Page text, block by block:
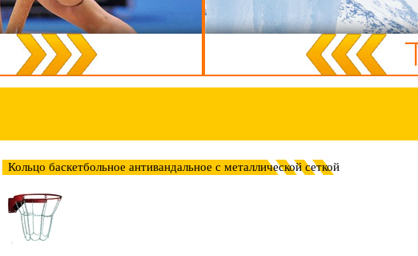
Кольцо баскетбольное антивандальное с металлической cеткой